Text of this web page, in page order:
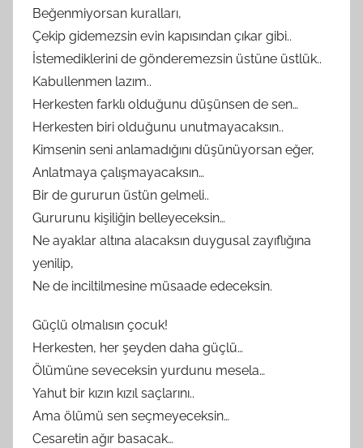
Beğenmiyorsan kuralları,
Çekip gidemezsin evin kapısından çıkar gibi..
İstemediklerini de gönderemezsin üstüne üstlük..
Kabullenmen lazım..
Herkesten farklı olduğunu düşünsen de sen…
Herkesten biri olduğunu unutmayacaksın..
Kimsenin seni anlamadığını düşünüyorsan eğer,
Anlatmaya çalışmayacaksın…
Bir de gururun üstün gelmeli..
Gururunu kişiliğin belleyeceksin…
Ne ayaklar altına alacaksın duygusal zayıflığına
yenilip,
Ne de inciltilmesine müsaade edeceksin.
Güçlü olmalısın çocuk!
Herkesten, her şeyden daha güçlü…
Ölümüne seveceksin yurdunu mesela…
Yahut bir kızın kızıl saçlarını..
Ama ölümü sen seçmeyeceksin…
Cesaretin ağır basacak…